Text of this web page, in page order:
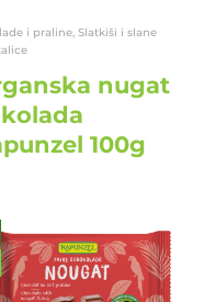
i praline, Slatkiši i slane
nugat
100g